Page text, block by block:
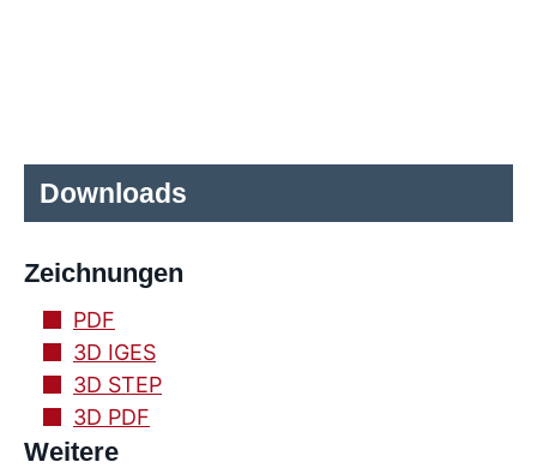
Downloads
Zeichnungen
PDF
3D IGES
3D STEP
3D PDF
Weitere